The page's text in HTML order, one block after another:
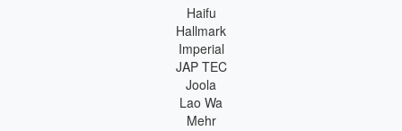
Haifu
Hallmark
Imperial
JAP TEC
Joola
Lao Wa
Mehr